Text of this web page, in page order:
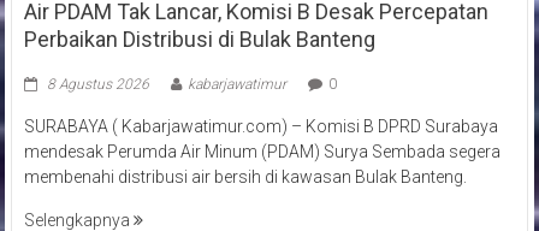
Air PDAM Tak Lancar, Komisi B Desak Percepatan
Perbaikan Distribusi di Bulak Banteng
8 Agustus 2026 kabarjawatimur 0
SURABAYA ( Kabarjawatimur.com) – Komisi B DPRD Surabaya
mendesak Perumda Air Minum (PDAM) Surya Sembada segera
membenahi distribusi air bersih di kawasan Bulak Banteng.
Selengkapnya